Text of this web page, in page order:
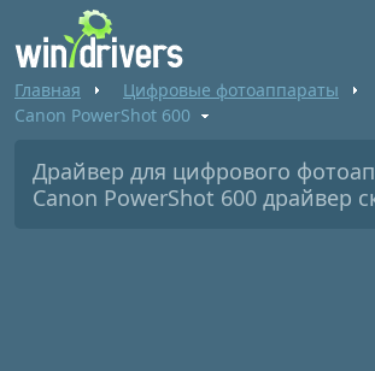
Главная Цифровые фотоаппараты
Canon PowerShot 600
Драйвер для цифрового
Canon PowerShot 600 драйвер